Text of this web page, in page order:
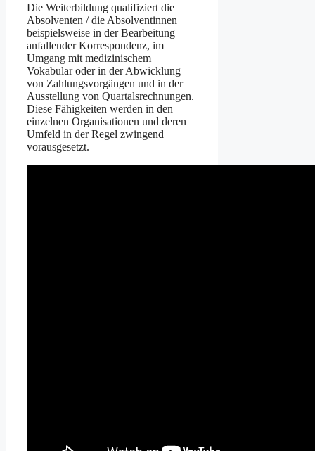
Die Weiterbildung qualifiziert die
Absolventen / die Absolventinnen
beispielsweise in der Bearbeitung
anfallender Korrespondenz, im
Umgang mit medizinischem
Vokabular oder in der Abwicklung
von Zahlungsvorgängen und in der
Ausstellung von Quartalsrechnungen.
Diese Fähigkeiten werden in den
einzelnen Organisationen und deren
Umfeld in der Regel zwingend
vorausgesetzt.